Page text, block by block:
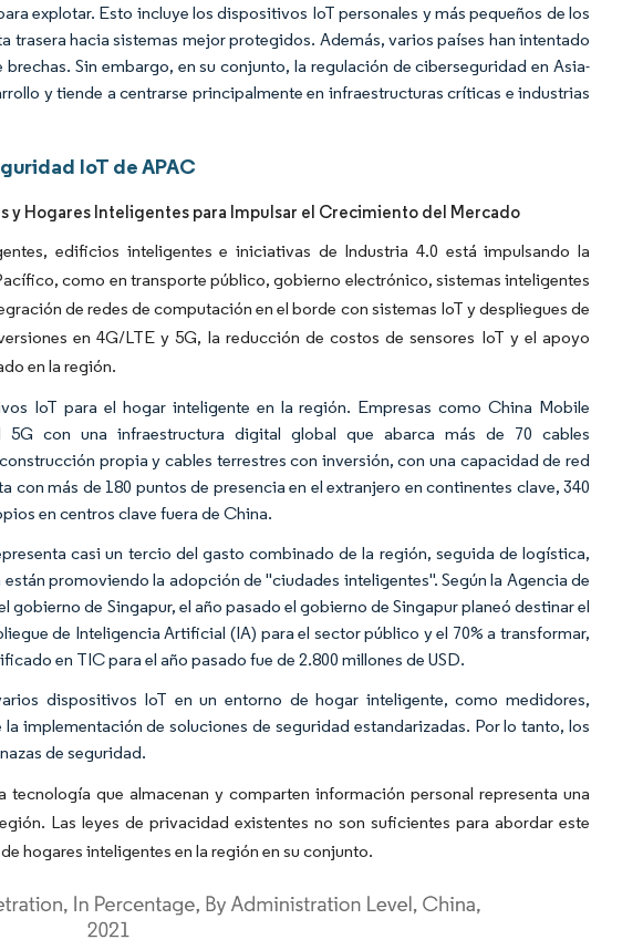
explotar. Esto incluye los dispositivos IoT personales y más pequeños de los
trasera hacia sistemas mejor protegidos. Además, varios países han intentado
Sin embargo, en su conjunto, la regulación de ciberseguridad en Asia-
y tiende a centrarse principalmente en infraestructuras críticas e industrias
IoT de APAC
Hogares Inteligentes para Impulsar el Crecimiento del Mercado
edificios inteligentes e iniciativas de Industria 4.0 está impulsando la
como en transporte público, gobierno electrónico, sistemas inteligentes
de redes de computación en el borde con sistemas IoT y despliegues de
en 4G/LTE y 5G, la reducción de costos de sensores IoT y el apoyo
en la región.
IoT para el hogar inteligente en la región. Empresas como China Mobile
5G con una infraestructura digital global que abarca más de 70 cables
propia y cables terrestres con inversión, con una capacidad de red
más de 180 puntos de presencia en el extranjero en continentes clave, 340
en centros clave fuera de China.
casi un tercio del gasto combinado de la región, seguida de logística,
promoviendo la adopción de "ciudades inteligentes". Según la Agencia de
de Singapur, el año pasado el gobierno de Singapur planeó destinar el
de Inteligencia Artificial (IA) para el sector público y el 70% a transformar,
en TIC para el año pasado fue de 2.800 millones de USD.
dispositivos IoT en un entorno de hogar inteligente, como medidores,
implementación de soluciones de seguridad estandarizadas. Por lo tanto, los
de seguridad.
que almacenan y comparten información personal representa una
Las leyes de privacidad existentes no son suficientes para abordar este
hogares inteligentes en la región en su conjunto.